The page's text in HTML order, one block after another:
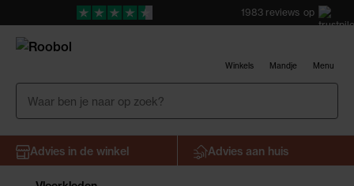
1983 reviews op
Winkels Mandje Menu
Advies in de winkel Advies aan huis